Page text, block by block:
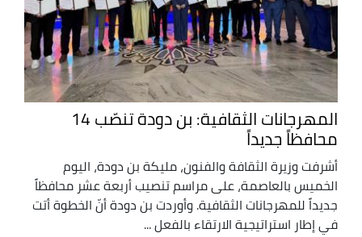
المهرجانات الثقافية: بن دودة تنصّب 14
محافظاً جديداً
أشرفت وزيرة الثقافة والفنون، مليكة بن دودة، اليوم
الخميس بالعاصمة، على مراسم تنصيب أربعة عشر محافظاً
جديداً للمهرجانات الثقافية. وأوردت بن دودة أنّ الخطوة أتت
في إطار استراتيجية الارتقاء بالفعل ...